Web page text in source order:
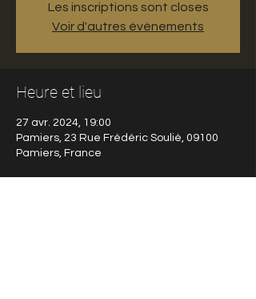
Les inscriptions sont closes
Voir d'autres événements
Heure et lieu
27 avr. 2024, 19:00
Pamiers, 23 Rue Frédéric Soulié, 09100
Pamiers, France